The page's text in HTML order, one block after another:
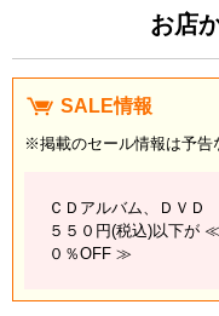
お店
SALE情報
※掲載のセール情報は予告
ＣＤアルバム、ＤＶＤ
５５０円(税込)以下が
０％OFF ≫